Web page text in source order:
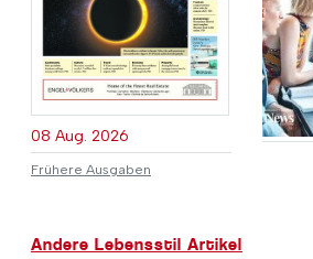
08 Aug. 2026
Frühere Ausgaben
Andere Lebensstil Artikel